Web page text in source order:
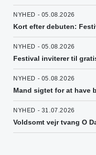
NYHED - 05.08.2026
Kort efter debuten:
NYHED - 05.08.2026
Festival inviterer til
NYHED - 05.08.2026
Mand sigtet for at have
NYHED - 31.07.2026
Voldsomt vejr tvang O